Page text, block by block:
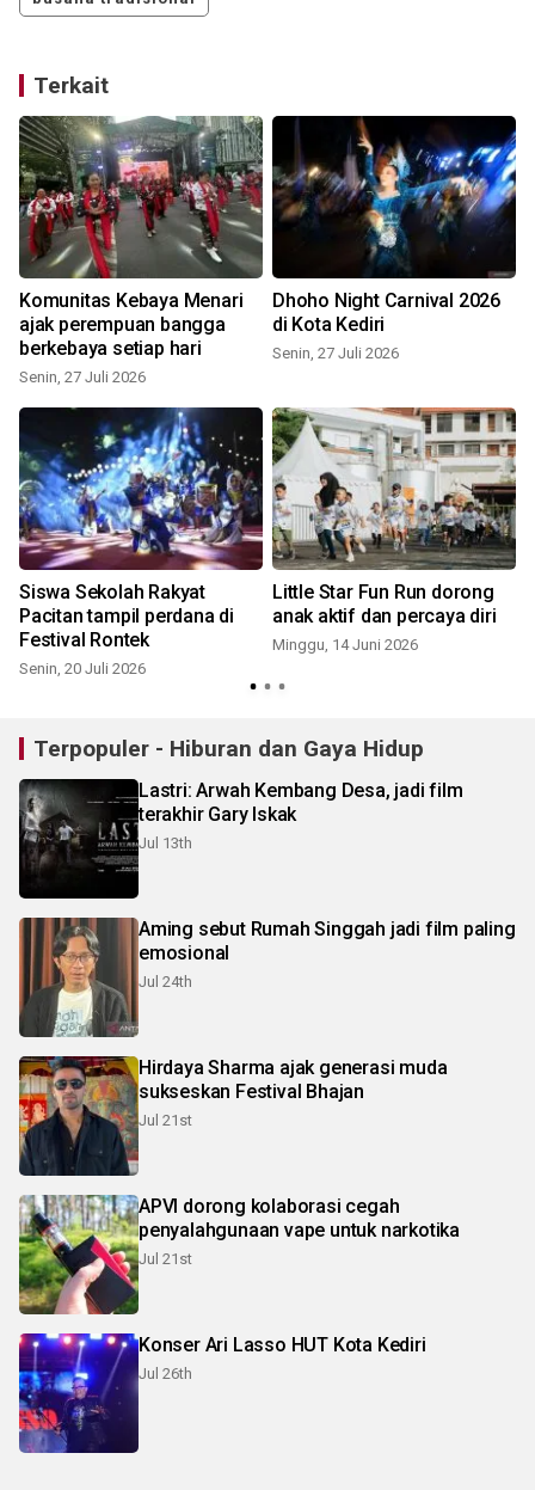
Terkait
Komunitas Kebaya Menari
ajak perempuan bangga
berkebaya setiap hari
Senin, 27 Juli 2026
Dhoho Night Carnival 2026
di Kota Kediri
Senin, 27 Juli 2026
Siswa Sekolah Rakyat
Pacitan tampil perdana di
Festival Rontek
Senin, 20 Juli 2026
Little Star Fun Run dorong
anak aktif dan percaya diri
Minggu, 14 Juni 2026
Terpopuler - Hiburan dan Gaya Hidup
Lastri: Arwah Kembang Desa, jadi film
terakhir Gary Iskak
Jul 13th
Aming sebut Rumah Singgah jadi film paling
emosional
Jul 24th
Hirdaya Sharma ajak generasi muda
sukseskan Festival Bhajan
Jul 21st
APVI dorong kolaborasi cegah
penyalahgunaan vape untuk narkotika
Jul 21st
Konser Ari Lasso HUT Kota Kediri
Jul 26th